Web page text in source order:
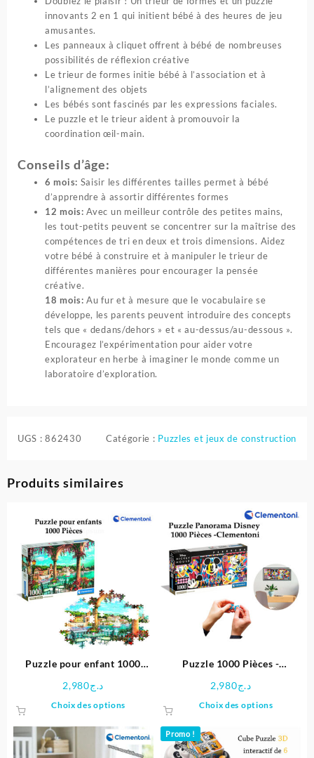
innovants 2 en 1 qui initient bébé à des heures de jeu
amusantes.
Les panneaux à cliquet offrent à bébé de nombreuses
possibilités de réflexion créative
Le trieur de formes initie bébé à l’association et à
l’alignement des objets
Les bébés sont fascinés par les expressions faciales.
Le puzzle et le trieur aident à promouvoir la
coordination œil-main.
Conseils d’âge:
6 mois: Saisir les différentes tailles permet à bébé
d’apprendre à assortir différentes formes
12 mois: Avec un meilleur contrôle des petites mains,
les tout-petits peuvent se concentrer sur la maîtrise des
compétences de tri en deux et trois dimensions. Aidez
votre bébé à construire et à manipuler le trieur de
différentes manières pour encourager la pensée
créative.
18 mois: Au fur et à mesure que le vocabulaire se
développe, les parents peuvent introduire des concepts
tels que « dedans/dehors » et « au-dessus/au-dessous ».
Encouragez l’expérimentation pour aider votre
explorateur en herbe à imaginer le monde comme un
laboratoire d’exploration.
UGS :862430 Catégorie : Puzzles et jeux de construction
Produits similaires
Puzzle pour enfant 1000
د.ج2,980
Choix des options
a
plusieurs
Puzzle 1000 Pièces -
د.ج2,980
Choix des options
Promo !